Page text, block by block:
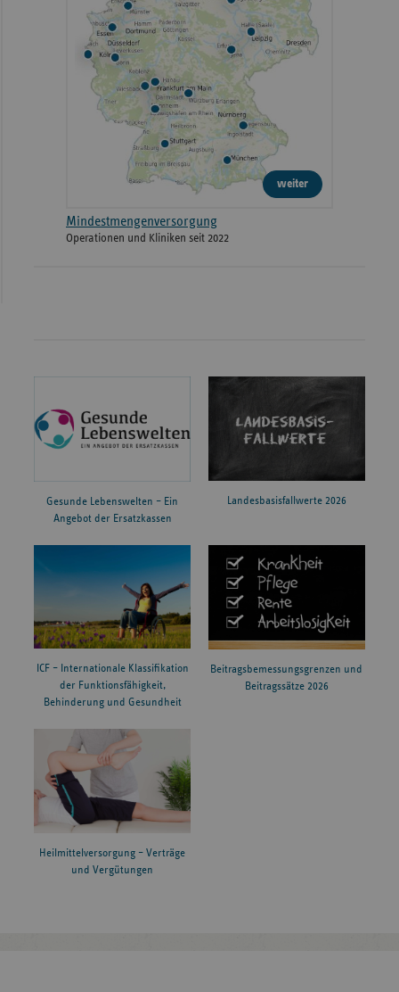
weiter
Mindestmengenversorgung
Operationen und Kliniken seit 2022
Gesunde Lebenswelten – Ein
Angebot der Ersatzkassen
Landesbasisfallwerte 2026
ICF – Internationale Klassifikation
der Funktionsfähigkeit,
Behinderung und Gesundheit
Beitragsbemessungsgrenzen und
Beitragssätze 2026
Heilmittelversorgung – Verträge
und Vergütungen